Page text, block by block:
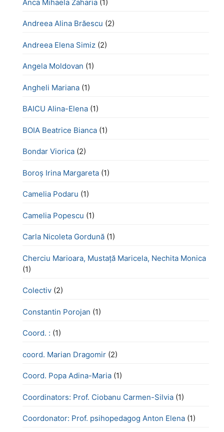
Anca Mihaela Zaharia (1)
Andreea Alina Brăescu (2)
Andreea Elena Simiz (2)
Angela Moldovan (1)
Angheli Mariana (1)
BAICU Alina-Elena (1)
BOIA Beatrice Bianca (1)
Bondar Viorica (2)
Boroş Irina Margareta (1)
Camelia Podaru (1)
Camelia Popescu (1)
Carla Nicoleta Gordună (1)
Cherciu Marioara, Mustață Maricela, Nechita Monica
(1)
Colectiv (2)
Constantin Porojan (1)
Coord. : (1)
coord. Marian Dragomir (2)
Coord. Popa Adina-Maria (1)
Coordinators: Prof. Ciobanu Carmen-Silvia (1)
Coordonator: Prof. psihopedagog Anton Elena (1)